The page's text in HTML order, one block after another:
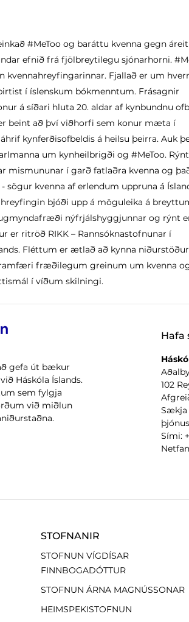
#MeToo og baráttu kvenna gegn
efnið frá fjölbreytilegu sjónarhorni.
kvennahreyfingarinnar. Fjallað er um
í íslenskum bókmenntum. Frásagnir
á síðari hluta 20. aldar af kynbundnu
beint að því viðhorfi sem konur mæta í
kynferðisofbeldis á heilsu þeirra. Auk
um kynheilbrigði og #MeToo.
í garð fatlaðra kvenna og
kvenna af erlendum uppruna á
bjóði upp á möguleika á
nýfrjálshyggjunnar og rýnt
er ritröð RIKK – Rannsóknastofnunar í
Fléttum er ætlað að kynna niður­stöður
fræðilegum greinum um kvenna­
í víðum skilningi.
gefa út bækur
Háskóla Íslands.
sem fylgja
við miðlun
Hafa
102
Sækja
Sími:
STOFNANIR
STOFNUN VÍGDÍSAR
FINNBOGADÓTTUR
STOFNUN ÁRNA MAGNÚSSONAR
HEIMSPEKISTOFNUN